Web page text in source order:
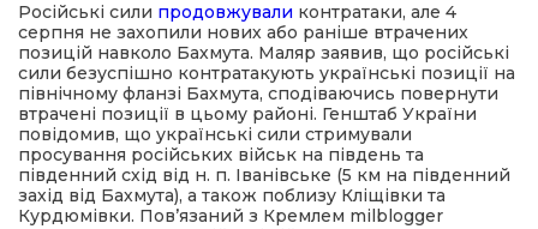
політика
місія
Російські сили продовжували контратаки, але 4
серпня не захопили нових або раніше втрачених
позицій навколо Бахмута. Маляр заявив, що російські
сили безуспішно контратакують українські позиції на
північному фланзі Бахмута, сподіваючись повернути
втрачені позиції в цьому районі. Генштаб України
повідомив, що українські сили стримували
просування російських військ на південь та
південний схід від н. п. Іванівське (5 км на південний
захід від Бахмута), а також поблизу Кліщівки та
Курдюмівки. Пов’язаний з Кремлем milblogger